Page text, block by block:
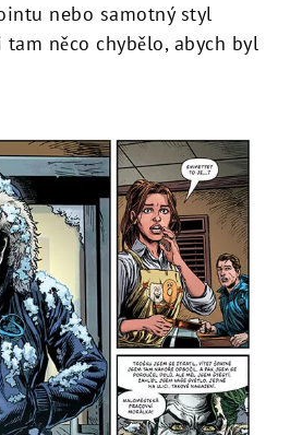
nebo samotný styl
něco chybělo, abych byl